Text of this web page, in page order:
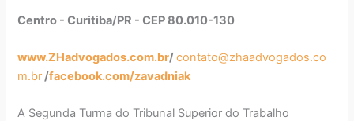
Centro - Curitiba/PR - CEP 80.010-130
www.ZHadvogados.com.br/contato@zhaadvogados.co
m.br/facebook.com/zavadniak
A Segunda Turma do Tribunal Superior do Trabalho